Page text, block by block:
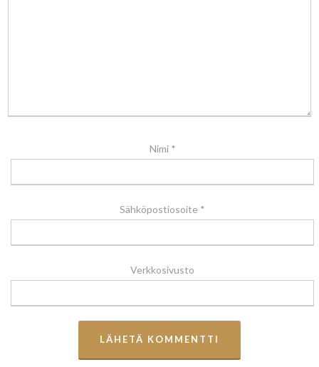
Nimi *
Sähköpostiosoite *
Verkkosivusto